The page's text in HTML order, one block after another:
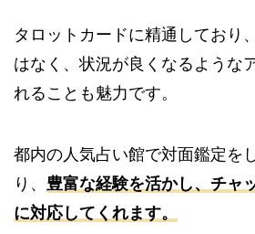
タロットカードに精通しており
はなく、状況が良くなるような
れることも魅力です。
都内の人気占い館で対面鑑定を
り、 豊富な経験を活かし、チャ
に対応してくれます。